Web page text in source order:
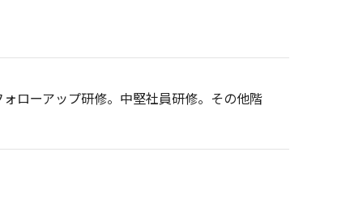
ローアップ研修。中堅社員研修。その他階